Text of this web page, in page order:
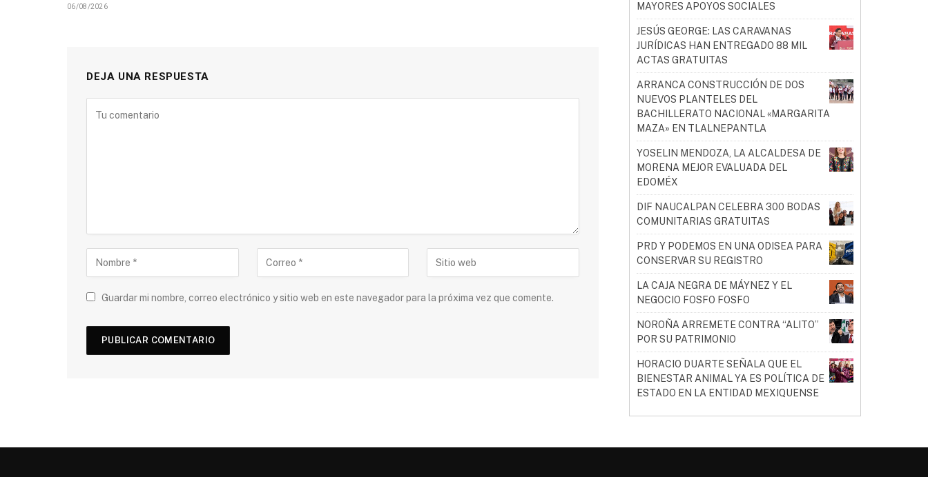
06/08/2026
DEJA UNA RESPUESTA
Guardar mi nombre, correo electrónico y sitio web en este navegador para la próxima vez que comente.
MAYORES APOYOS SOCIALES
JESÚS GEORGE: LAS CARAVANAS
JURÍDICAS HAN ENTREGADO 88 MIL
ACTAS GRATUITAS
ARRANCA CONSTRUCCIÓN DE DOS
NUEVOS PLANTELES DEL
BACHILLERATO NACIONAL «MARGARITA
MAZA» EN TLALNEPANTLA
YOSELIN MENDOZA, LA ALCALDESA DE
MORENA MEJOR EVALUADA DEL
EDOMÉX
DIF NAUCALPAN CELEBRA 300 BODAS
COMUNITARIAS GRATUITAS
PRD Y PODEMOS EN UNA ODISEA PARA
CONSERVAR SU REGISTRO
LA CAJA NEGRA DE MÁYNEZ Y EL
NEGOCIO FOSFO FOSFO
NOROÑA ARREMETE CONTRA “ALITO”
POR SU PATRIMONIO
HORACIO DUARTE SEÑALA QUE EL
BIENESTAR ANIMAL YA ES POLÍTICA DE
ESTADO EN LA ENTIDAD MEXIQUENSE